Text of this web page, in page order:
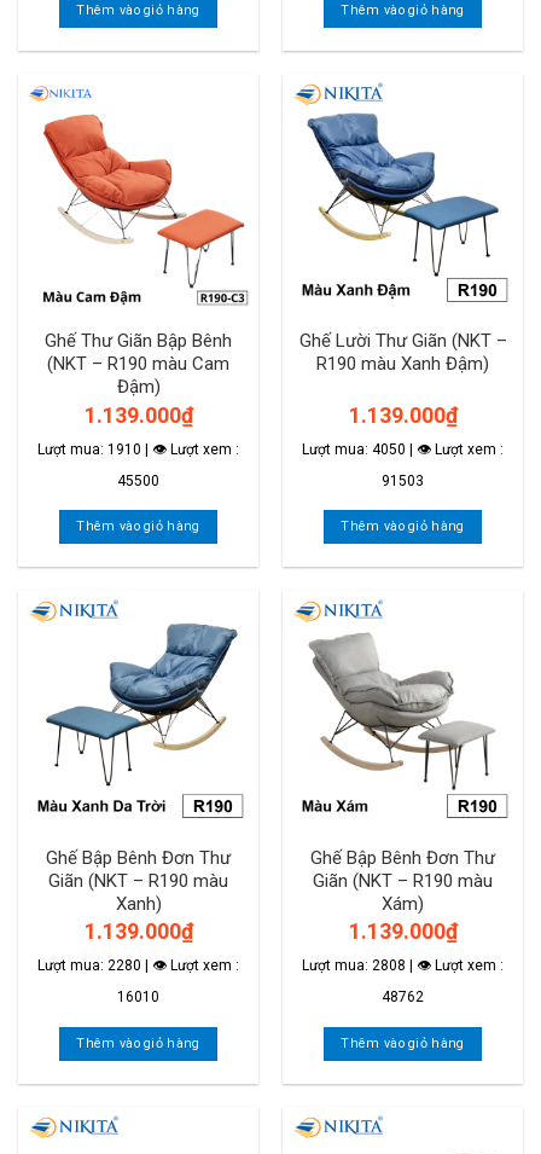
Thêm vào giỏ hàng Thêm vào giỏ hàng
Ghế Thư Giãn Bập Bênh
(NKT – R190 màu Cam
Đậm)
1.139.000₫
Lượt mua: 1910 | 👁 Lượt xem :
45500
Thêm vào giỏ hàng
Ghế Lười Thư Giãn (NKT –
R190 màu Xanh Đậm)
1.139.000₫
Lượt mua: 4050 | 👁 Lượt xem :
91503
Thêm vào giỏ hàng
Ghế Bập Bênh Đơn Thư
Giãn (NKT – R190 màu
Xanh)
1.139.000₫
Lượt mua: 2280 | 👁 Lượt xem :
16010
Thêm vào giỏ hàng
Ghế Bập Bênh Đơn Thư
Giãn (NKT – R190 màu
Xám)
1.139.000₫
Lượt mua: 2808 | 👁 Lượt xem :
48762
Thêm vào giỏ hàng